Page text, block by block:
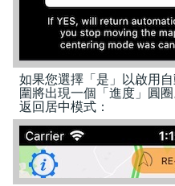
如果您選擇「是」以啟用
圍將出現一個「進度」圓
返回居中模式：